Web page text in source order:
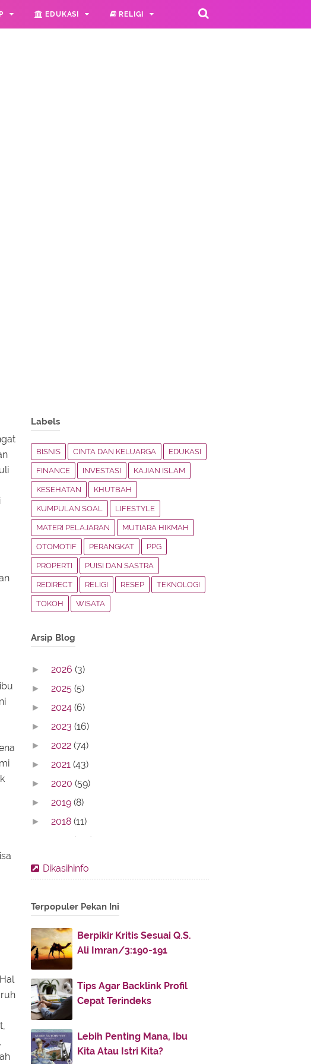
EDUKASI RELIGI
Labels
BISNIS CINTA DAN KELUARGA EDUKASI
FINANCE INVESTASI KAJIAN ISLAM
KESEHATAN KHUTBAH
KUMPULAN SOAL LIFESTYLE
MATERI PELAJARAN MUTIARA HIKMAH
OTOMOTIF PERANGKAT PPG
PROPERTI PUISI DAN SASTRA
REDIRECT RELIGI RESEP TEKNOLOGI
TOKOH WISATA
Arsip Blog
► 2026 (3)
► 2025 (5)
► 2024 (6)
► 2023 (16)
► 2022 (74)
► 2021 (43)
► 2020 (59)
► 2019 (8)
► 2018 (11)
(142)
► November(32)
► October(4)
► July
► June(38)
► May (30)
▼ April
Pendidikan dan Toleransi
Beragama
Dikasihinfo
Terpopuler Pekan Ini
Berpikir Kritis Sesuai Q.S.
Ali Imran/3:190-191
Tips Agar Backlink Profil
Cepat Terindeks
Lebih Penting Mana, Ibu
Kita Atau Istri Kita?